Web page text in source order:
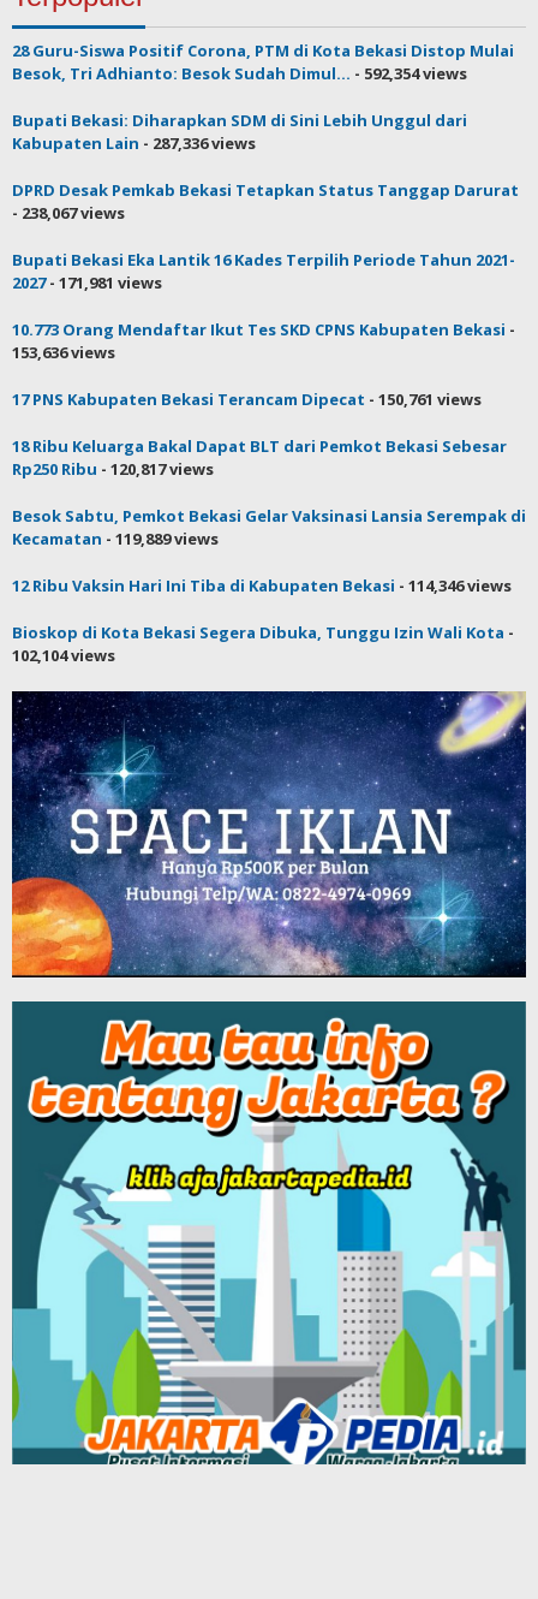
28 Guru-Siswa Positif Corona, PTM di Kota Bekasi Distop Mulai
Besok, Tri Adhianto: Besok Sudah Dimul... - 592,354 views
Bupati Bekasi: Diharapkan SDM di Sini Lebih Unggul dari
Kabupaten Lain - 287,336 views
DPRD Desak Pemkab Bekasi Tetapkan Status Tanggap Darurat
- 238,067 views
Bupati Bekasi Eka Lantik 16 Kades Terpilih Periode Tahun 2021-
2027- 171,981 views
10.773 Orang Mendaftar Ikut Tes SKD CPNS Kabupaten Bekasi -
153,636 views
17 PNS Kabupaten Bekasi Terancam Dipecat - 150,761 views
18 Ribu Keluarga Bakal Dapat BLT dari Pemkot Bekasi Sebesar
Rp250 Ribu - 120,817 views
Besok Sabtu, Pemkot Bekasi Gelar Vaksinasi Lansia Serempak di
Kecamatan - 119,889 views
12 Ribu Vaksin Hari Ini Tiba di Kabupaten Bekasi - 114,346 views
Bioskop di Kota Bekasi Segera Dibuka, Tunggu Izin Wali Kota -
102,104 views